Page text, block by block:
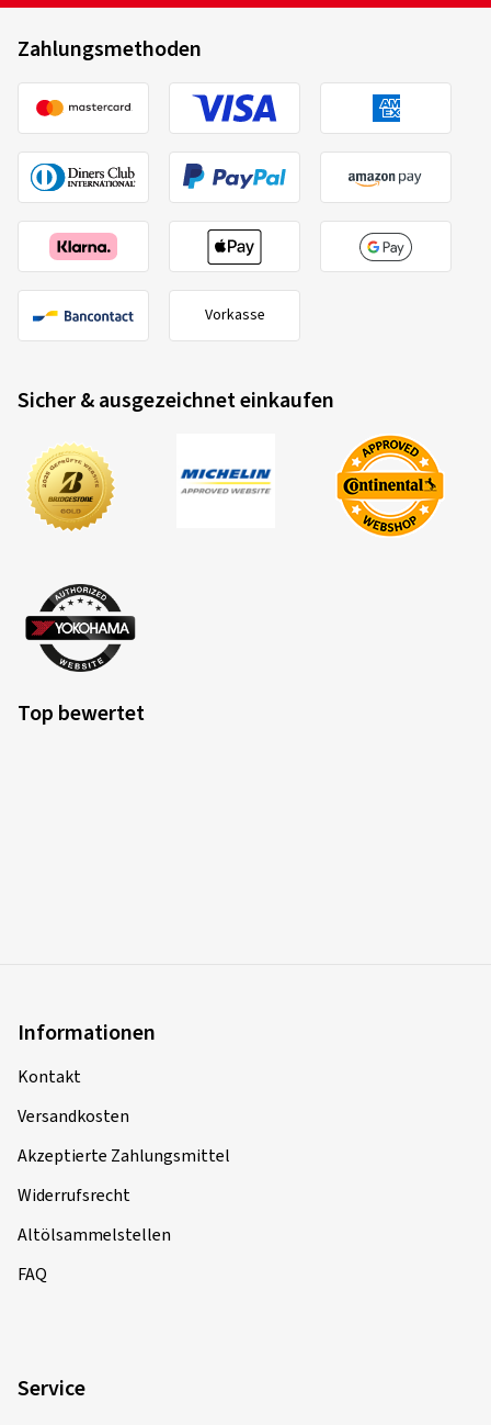
Zahlungsmethoden
Vorkasse
Sicher & ausgezeichnet einkaufen
Top bewertet
Informationen
Kontakt
Versandkosten
Akzeptierte Zahlungsmittel
Widerrufsrecht
Altölsammelstellen
FAQ
Service